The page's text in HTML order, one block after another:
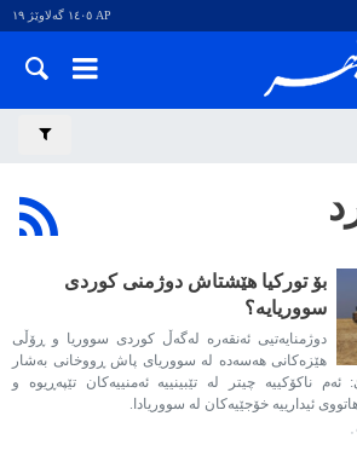
AP ١٤٠٥ گەلاوێژ ١٩
بۆ تورکیا هێشتاش دوژمنی کوردی
سووریایە؟
دوژمنایەتیی ئەنقەرە لەگەڵ کوردی سووریا و ڕۆڵی
هێزەکانی هەسەدە لە سووریای پاش ڕووخانی بەشار
ناکۆکییە چیتر لە تێبینییە ئەمنییەکان تێپەڕیوە و
ئیدارییە خۆجێیەکان لە سووریادا.